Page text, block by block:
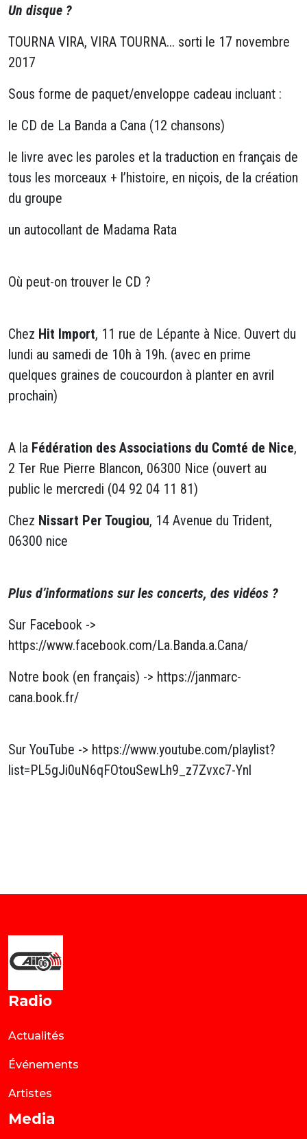
Un disque ?
TOURNA VIRA, VIRA TOURNA... sorti le 17 novembre
2017
Sous forme de paquet/enveloppe cadeau incluant :
le CD de La Banda a Cana (12 chansons)
le livre avec les paroles et la traduction en français de
tous les morceaux + l’histoire, en niçois, de la création
du groupe
un autocollant de Madama Rata
Où peut-on trouver le CD ?
Chez Hit Import, 11 rue de Lépante à Nice. Ouvert du
lundi au samedi de 10h à 19h. (avec en prime
quelques graines de coucourdon à planter en avril
prochain)
A la Fédération des Associations du Comté de Nice,
2 Ter Rue Pierre Blancon, 06300 Nice (ouvert au
public le mercredi (04 92 04 11 81)
Chez Nissart Per Tougiou, 14 Avenue du Trident,
06300 nice
Plus d’informations sur les concerts, des vidéos ?
Sur Facebook ->
https://www.facebook.com/La.Banda.a.Cana/
Notre book (en français) -> https://janmarc-
cana.book.fr/
Sur YouTube -> https://www.youtube.com/playlist?
list=PL5gJi0uN6qFOtouSewLh9_z7Zvxc7-Ynl
Radio
Actualités
Événements
Artistes
Media